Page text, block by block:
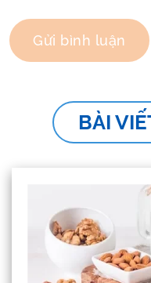
BÀI